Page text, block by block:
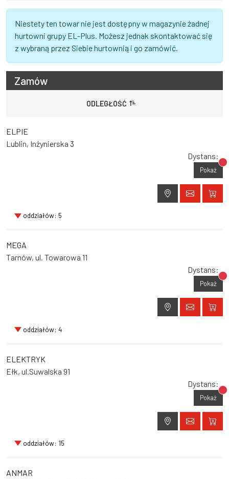
Niestety ten towar nie jest dostępny w magazynie żadnej
hurtowni grupy EL-Plus. Możesz jednak skontaktować się
z wybraną przez Siebie hurtownią i go zamówić.
Zamów
ODLEGŁOŚĆ
ELPIE
Lublin, Inżynierska 3
Dystans:
Pokaż
oddziałów: 5
MEGA
Tarnów, ul. Towarowa 11
Dystans:
Pokaż
oddziałów: 4
ELEKTRYK
Ełk, ul.Suwalska 91
Dystans:
Pokaż
oddziałów: 15
ANMAR